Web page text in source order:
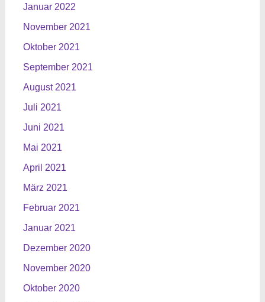
Januar 2022
November 2021
Oktober 2021
September 2021
August 2021
Juli 2021
Juni 2021
Mai 2021
April 2021
März 2021
Februar 2021
Januar 2021
Dezember 2020
November 2020
Oktober 2020